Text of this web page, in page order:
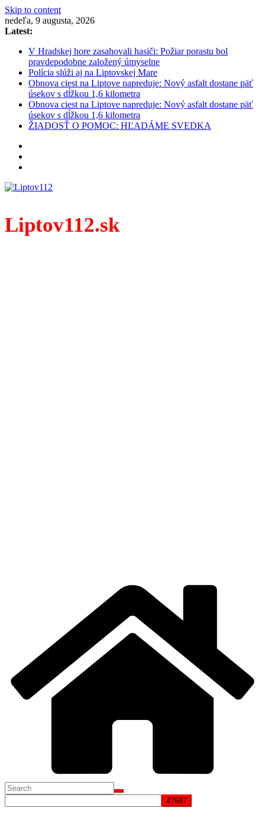
Skip to content
nedeľa, 9 augusta, 2026
Latest:
V Hradskej hore zasahovali hasiči: Požiar porastu bol
pravdepodobne založený úmyselne
Polícia slúži aj na Liptovskej Mare
Obnova ciest na Liptove napreduje: Nový asfalt dostane päť
úsekov s dĺžkou 1,6 kilometra
Obnova ciest na Liptove napreduje: Nový asfalt dostane päť
úsekov s dĺžkou 1,6 kilometra
ŽIADOSŤ O POMOC: HĽADÁME SVEDKA
Liptov112.sk